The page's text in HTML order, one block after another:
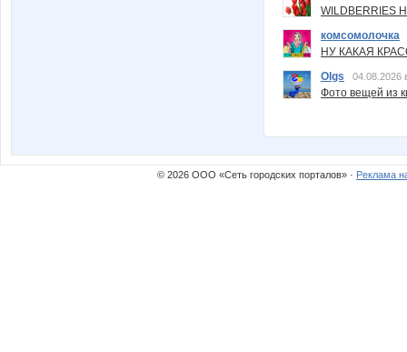
комсомолочка
НУ КАКАЯ
Olgs
04.08.2026
Фото вещей из
© 2026 ООО «Сеть городских порталов» · Реклама